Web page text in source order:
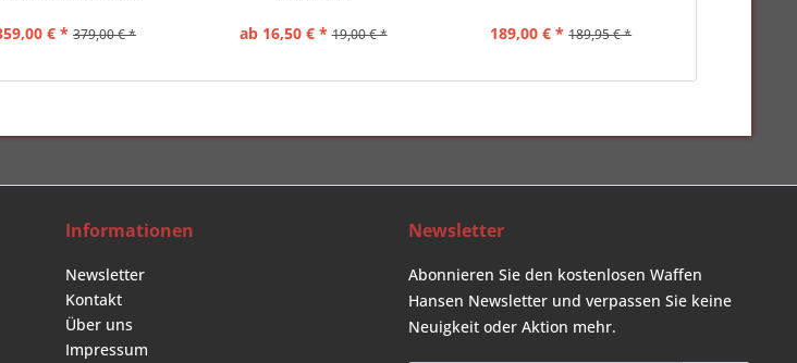
€ * 379,00 € * ab 16,50 € * 19,00 € * 189,00 € * 189,95 € *
Informationen
Newsletter
Kontakt
Über uns
Impressum
Newsletter
Abonnieren Sie den kostenlosen Waffen
Hansen Newsletter und verpassen Sie keine
Neuigkeit oder Aktion mehr.